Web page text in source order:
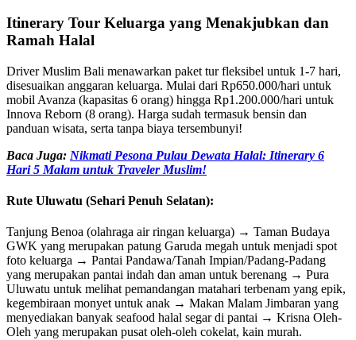
Itinerary Tour Keluarga yang Menakjubkan dan
Ramah Halal
Driver Muslim Bali menawarkan paket tur fleksibel untuk 1-7 hari,
disesuaikan anggaran keluarga. Mulai dari Rp650.000/hari untuk
mobil Avanza (kapasitas 6 orang) hingga Rp1.200.000/hari untuk
Innova Reborn (8 orang). Harga sudah termasuk bensin dan
panduan wisata, serta tanpa biaya tersembunyi!
Baca Juga: Nikmati Pesona Pulau Dewata Halal: Itinerary 6
Hari 5 Malam untuk Traveler Muslim!
Rute Uluwatu (Sehari Penuh Selatan):
Tanjung Benoa (olahraga air ringan keluarga) → Taman Budaya
GWK yang merupakan patung Garuda megah untuk menjadi spot
foto keluarga → Pantai Pandawa/Tanah Impian/Padang-Padang
yang merupakan pantai indah dan aman untuk berenang → Pura
Uluwatu untuk melihat pemandangan matahari terbenam yang epik,
kegembiraan monyet untuk anak → Makan Malam Jimbaran yang
menyediakan banyak seafood halal segar di pantai → Krisna Oleh-
Oleh yang merupakan pusat oleh-oleh cokelat, kain murah.